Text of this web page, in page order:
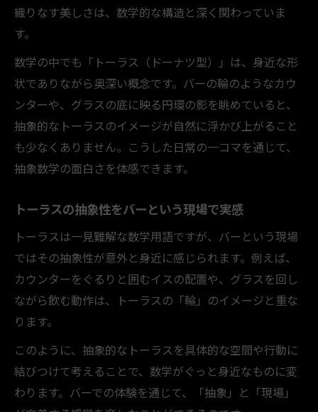
織りなす美しさは、数学的な構造と深く関わっていま
す。
数学の中でも「トーラス（ドーナツ型）」は、身近な形
状でありながら奥深い概念です。バーの輪のようなカウ
ンターや、グラスの底に映る円環の影を眺めていると、
抽象的なトーラスのイメージが自然に浮かび上がること
も少なくありません。こうした日常の一コマを通じて、
抽象数学の面白さを体感できます。
トーラスの抽象性をバーという現場で実感
トーラスは一見難解な数学用語ですが、バーという現場
ではその抽象性が意外と身近に感じられます。例えば、
カウンターをぐるりと囲むイスの配置や、グラスを回し
ながら飲む動作は、トーラスの「輪」のイメージと重な
ります。
このように、抽象的なトーラスを具体的な空間や行動に
結びつけて考えることで、数学がぐっと身近なものに変
わります。バーでの体験を通じて、「抽象」と「現場」